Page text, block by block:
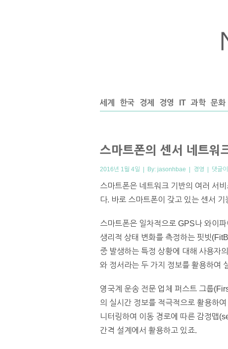
세계 한국 경제 경영 IT 과학 문화
스마트폰의 센서 네트워
2016년 1월 4일 | By: jasonhbae | 경영 | 댓글
스마트폰은 네트워크 기반의 여러 서
다. 바로 스마트폰이 갖고 있는 센서
스마트폰은 일차적으로 GPS나 와이
생리적 상태 변화를 측정하는 핏빗
중 발생하는 특정 상황에 대해 사용자
와 정서라는 두 가지 정보를 활용하여
영국계 운송 전문 업체 퍼스트 그룹
의 실시간 정보를 적극적으로 활용하
니터링하여 이동 경로에 따른 감정맵
간격 설계에서 활용하고 있죠.